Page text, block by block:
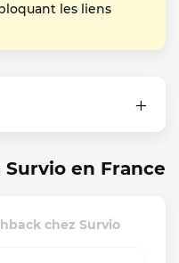
les liens
en France
chez Survio